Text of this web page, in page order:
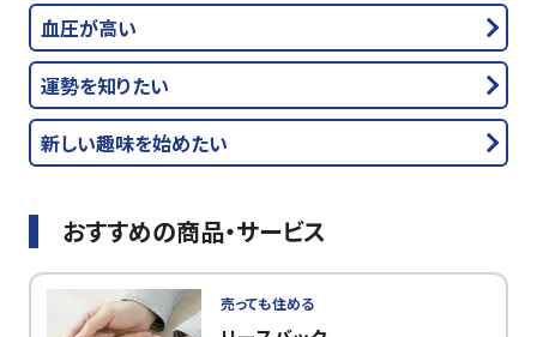
血圧が高い
運勢を知りたい
新しい趣味を始めたい
おすすめの商品・サービス
売っても住める